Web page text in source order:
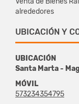
alrededores
UBICACIÓN Y
UBICACIÓN
Santa Marta -
MÓVIL
573234354795